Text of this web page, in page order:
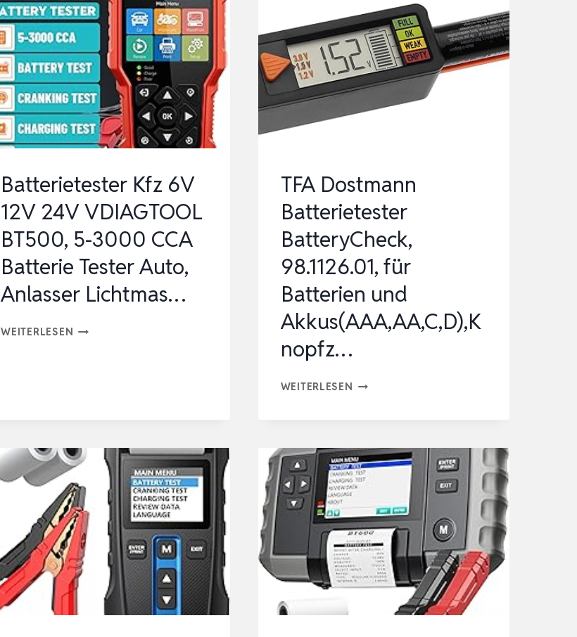
Batterietester Kfz 6V
12V 24V VDIAGTOOL
BT500, 5-3000 CCA
Batterie Tester Auto,
Anlasser Lichtmas…
WEITERLESEN BATTERIETESTER
BT500,
3000
CCA
BATTERIE
TESTER
AUTO,
ANLASSER
TFA Dostmann
Batterietester
BatteryCheck,
98.1126.01, für
Batterien und
Akkus(AAA,AA,C,D),K
nopfz…
WEITERLESEN TFA
BATTERYCHECK,
98.1126.01,
FÜR
BATTERIEN
UND
AKKUS(AAA,AA,C,D),KNOPFZ…